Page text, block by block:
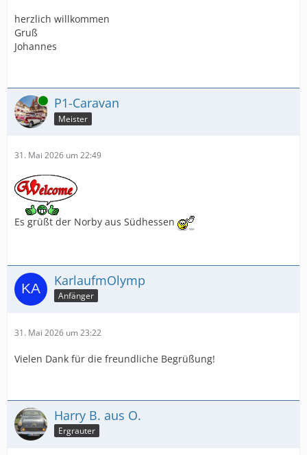
herzlich willkommen
Gruß
Johannes
Online P1-Caravan
Meister
31. Mai 2026 um 22:49
Es grüßt der Norby aus Südhessen
KarlaufmOlymp
Anfänger
31. Mai 2026 um 23:22
Vielen Dank für die freundliche Begrüßung!
Harry B. aus O.
Ergrauter